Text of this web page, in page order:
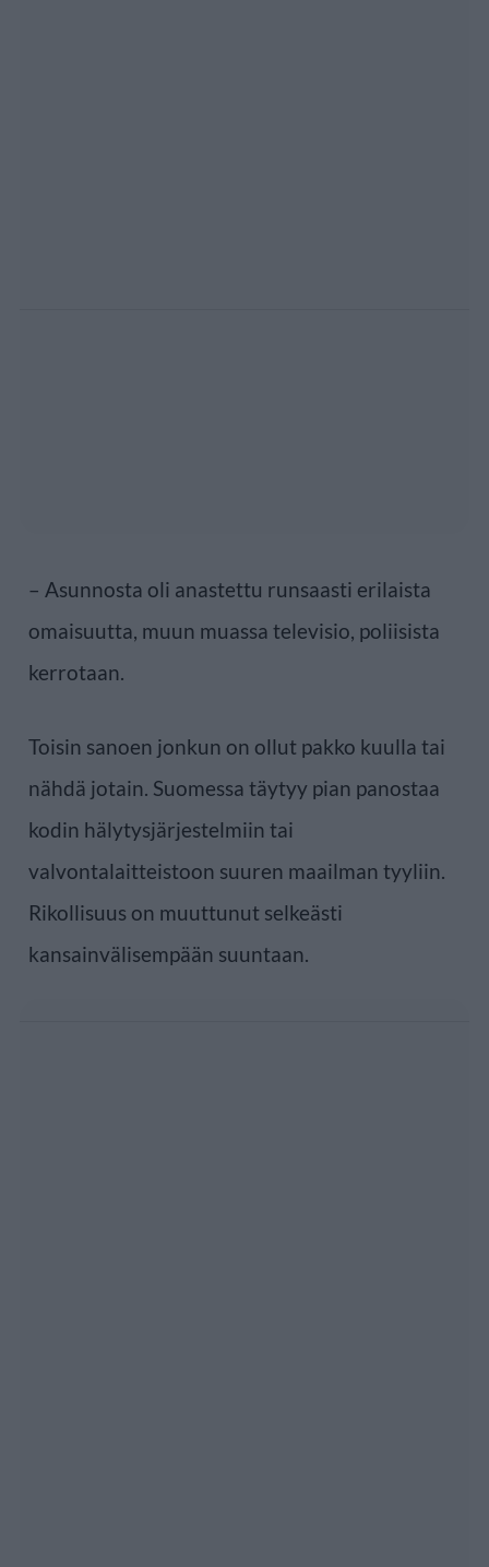
– Asunnosta oli anastettu runsaasti erilaista
omaisuutta, muun muassa televisio, poliisista
kerrotaan.
Toisin sanoen jonkun on ollut pakko kuulla tai
nähdä jotain. Suomessa täytyy pian panostaa
kodin hälytysjärjestelmiin tai
valvontalaitteistoon suuren maailman tyyliin.
Rikollisuus on muuttunut selkeästi
kansainvälisempään suuntaan.